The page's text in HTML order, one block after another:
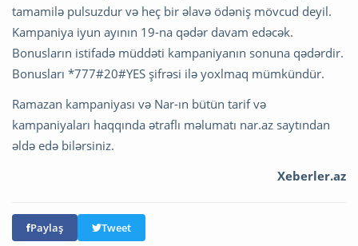
tamamilə pulsuzdur və heç bir əlavə ödəniş mövcud deyil.
Kampaniya iyun ayının 19-na qədər davam edəcək.
Bonusların istifadə müddəti kampaniyanın sonuna qədərdir.
Bonusları *777#20#YES şifrəsi ilə yoxlmaq mümkündür.
Ramazan kampaniyası və Nar-ın bütün tarif və
kampaniyaları haqqında ətraflı məlumatı nar.az saytından
əldə edə bilərsiniz.
Xeberler.az
Paylaş Tweet